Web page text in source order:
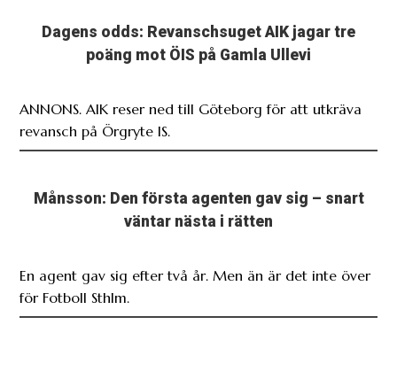
Dagens odds: Revanschsuget AIK jagar tre
poäng mot ÖIS på Gamla Ullevi
ANNONS. AIK reser ned till Göteborg för att utkräva
revansch på Örgryte IS.
Månsson: Den första agenten gav sig – snart
väntar nästa i rätten
En agent gav sig efter två år. Men än är det inte över
för Fotboll Sthlm.